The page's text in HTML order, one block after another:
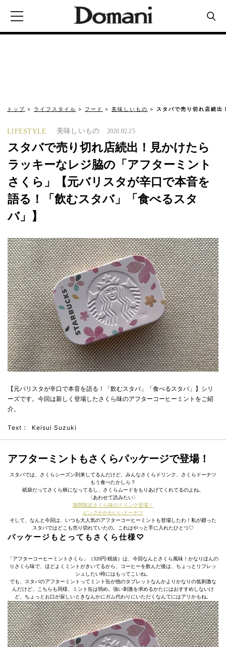
トップ ライフスタイル フード 美味しいもの スタバで売り切れ店続
LIFESTYLE 美味しいもの 2020.02.25
スタバで売り切れ店続出！見かけたら
ラッキーなレジ脇の「アフターミント
さくら」【元バリスタが辛口で本音を
語る！「飲むスタバ」「食べるスタ
バ」】
【元バリスタが辛口で本音を語る！「飲むスタバ」「食べるスタバ」】シリ
ーズです。今回は新しく登場したさくら味のアフターコーヒーミントをご紹
介。
Text： Keisui Suzuki
アフターミントもさくらパッケージで登場！
スタバでは、さくらシーズン到来してるんだけど、みんなさくらドリンク、さくらドーナツ
もう食べたかしら？
紙袋だってさくら柄になってるし、さくらムードをもりあげてくれてるのよね。
〈あわせて読みたい〉
期間限定さくら味のドリンク登場！
ピンクがかわいいドーナツ
そして、なんと今回は、いつも大人気のアフターコーヒーミントも登場したわ！私が廻った
スタバではどこも売り切れていたの。これはやっと手に入れたひとつ♡
パッケージもとってもさくら仕様♡
「アフターコーヒーミントさくら」（320円/税抜）は、今回なんとさくら風味！かなりほんの
りさくら味で、ほどよくミントがきいてるから、コーヒーを飲んだ後は、ちょっとリフレッ
シュしたい時にはもってこいね。
でも、スタバのアフターミントってミント缶が他のタブレットなんかよりかなりの低刺激な
んだけど、こちらも同様、ミント缶は弱め。強い刺激を求めるかたにはおすすめしないけ
ど、ちょっとお口が寂しいときなんかにガム代わりにいただくなんてにはアリかもね。